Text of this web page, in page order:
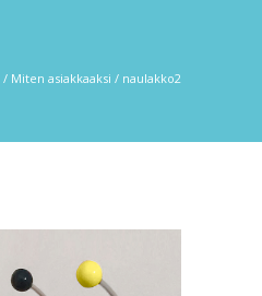
/ Miten asiakkaaksi / naulakko2